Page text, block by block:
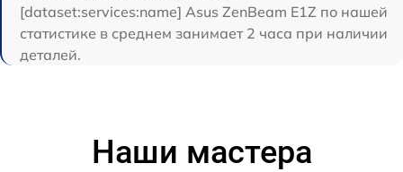
[dataset:services:name] Asus ZenBeam E1Z по нашей
статистике в среднем занимает 2 часа при наличии
деталей.
Наши мастера